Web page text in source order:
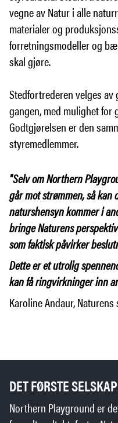
vegne av Natur i alle
materialer og
forretningsmodeller og
skal gjøre.
Stedfortrederen velges
gangen, med mulighet
Godtgjørelsen er den
styremedlemmer.
"Selv om Northern
går mot strømmen, så
naturshensyn kommer i
bringe Naturens
som faktisk påvirker
Dette er et utrolig
kan få ringvirkninger inn
Karoline Andaur,
DET FØRSTE
Northern Playground er